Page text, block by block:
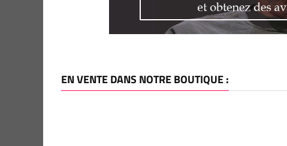
EN VENTE DANS NOTRE BOUTIQUE :